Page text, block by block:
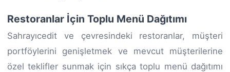
Restoranlar İçin Toplu Menü Dağıtımı
Sahrayıcedit ve çevresindeki restoranlar, müşteri
portföylerini genişletmek ve mevcut müşterilerine
özel teklifler sunmak için sıkça toplu menü dağıtımı